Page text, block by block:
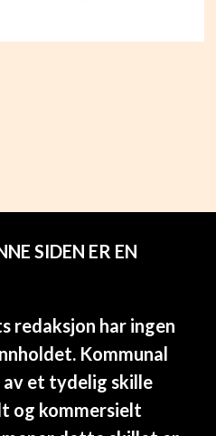
SIDEN ER EN
redaksjon har ingen
Kommunal
et tydelig skille
og kommersielt